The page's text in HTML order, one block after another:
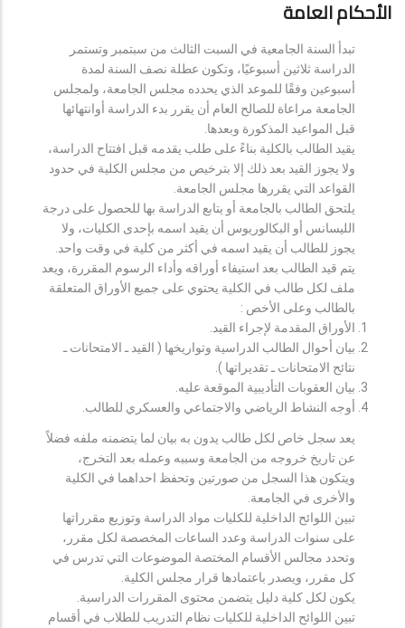
الأحكام العامة
تبدأ السنة الجامعية في السبت الثالث من سبتمبر وتستمر
الدراسة ثلاثين أسبوعيًا، وتكون عطلة نصف السنة لمدة
أسبوعين وفقًا للموعد الذي يحدده مجلس الجامعة، ولمجلس
الجامعة مراعاة للصالح العام أن يقرر بدء الدراسة أوانتهائها
قبل المواعيد المذكورة وبعدها.
يقيد الطالب بالكلية بناءً على طلب يقدمه قبل افتتاح الدراسة،
ولا يجوز القيد بعد ذلك إلا بترخيص من مجلس الكلية في حدود
القواعد التي يقررها مجلس الجامعة.
يلتحق الطالب بالجامعة أو يتابع الدراسة بها للحصول على درجة
الليسانس أو البكالوريوس أن يقيد اسمه بإحدى الكليات، ولا
يجوز للطالب أن يقيد اسمه في أكثر من كلية في وقت واحد.
يتم قيد الطالب بعد استيفاء أوراقه وأداء الرسوم المقررة، ويعد
ملف لكل طالب في الكلية يحتوي على جميع الأوراق المتعلقة
بالطالب وعلى الأخص :
الأوراق المقدمة لإجراء القيد.
بيان أحوال الطالب الدراسية وتواريخها ( القيد ـ الامتحانات ـ
نتائح الامتحانات ـ تقديراتها ).
بيان العقوبات التأديبية الموقعة عليه.
أوجه النشاط الرياضي والاجتماعي والعسكري للطالب.
يعد سجل خاص لكل طالب يدون به بيان لما يتضمنه ملفه فضلاً
عن تاريخ خروجه من الجامعة وسببه وعمله بعد التخرج،
ويتكون هذا السجل من صورتين وتحفظ احداهما في الكلية
والأخرى في الجامعة.
تبين اللوائح الداخلية للكليات مواد الدراسة وتوزيع مقرراتها
على سنوات الدراسة وعدد الساعات المخصصة لكل مقرر،
وتحدد مجالس الأقسام المختصة الموضوعات التي تدرس في
كل مقرر، ويصدر باعتمادها قرار مجلس الكلية.
يكون لكل كلية دليل يتضمن محتوى المقررات الدراسية.
تبين اللوائح الداخلية للكليات نظام التدريب للطلاب في أقسام